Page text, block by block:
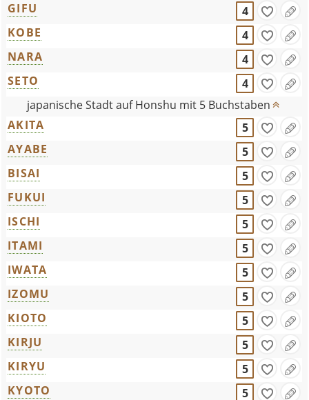
GIFU
4
KOBE
4
NARA
4
SETO
4
japanische Stadt auf Honshu mit 5 Buchstaben
AKITA
5
AYABE
5
BISAI
5
FUKUI
5
ISCHI
5
ITAMI
5
IWATA
5
IZOMU
5
KIOTO
5
KIRJU
5
KIRYU
5
KYOTO
5